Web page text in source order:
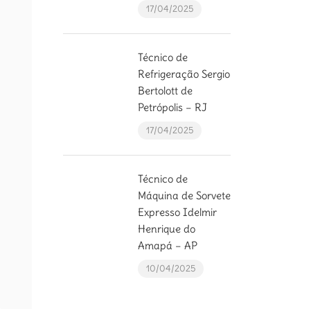
17/04/2025
Técnico de
Refrigeração Sergio
Bertolott de
Petrópolis – RJ
17/04/2025
Técnico de
Máquina de Sorvete
Expresso Idelmir
Henrique do
Amapá – AP
10/04/2025